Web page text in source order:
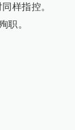
样指控。
职。